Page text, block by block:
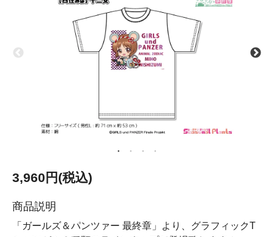
3,960円(税込)
商品説明
「ガールズ＆パンツァー 最終章」より、グラフィックT